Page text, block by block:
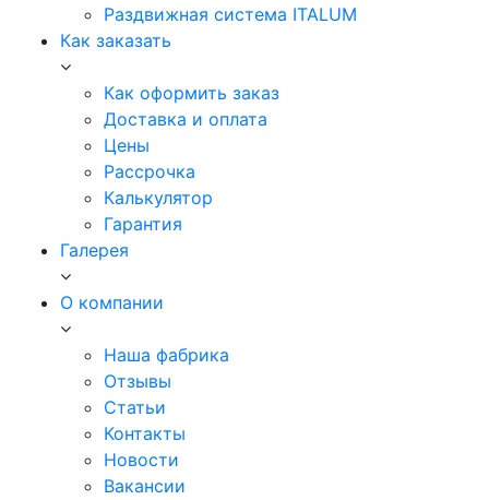
Раздвижная система ITALUM
Как заказать
Как оформить заказ
Доставка и оплата
Цены
Рассрочка
Калькулятор
Гарантия
Галерея
О компании
Наша фабрика
Отзывы
Статьи
Контакты
Новости
Вакансии